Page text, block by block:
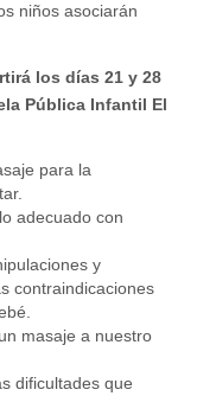
niños asociarán
los días 21 y 28
Pública Infantil El
para la
adecuado con
y
contraindicaciones
masaje a nuestro
dificultades que